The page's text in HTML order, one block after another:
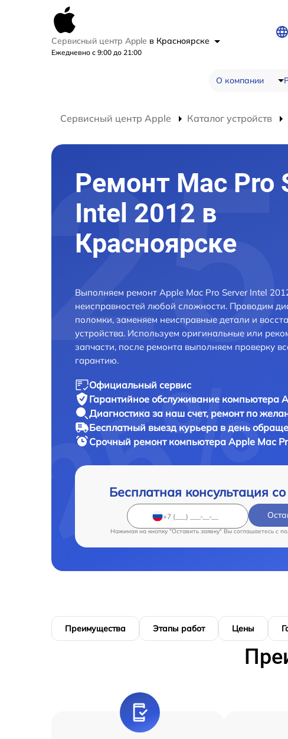
Сервисный центр Apple в Красноярске
Ежедневно с 9:00 до 21:00
О компании
Сервисный центр Apple Каталог устройств
Ремонт Mac Pro
Intel 2012 в
Красноярске
Выполняем ремонт Apple Mac Pro Server Intel
неисправностей любой сложности. Проводим
поломки, заменяем неисправные детали и
устройства. Используем оригинальные или
запчасти, после ремонта выполняем проверку
гарантию.
Официальный сервис
Гарантийное обслуживание компьютера
Диагностика за наш счет, ремонт по
Бесплатный выезд курьера в день
Срочный ремонт компьютера Apple Mac
Бесплатная консультация
Нажимая на кнопку "Оставить заявку" Вы соглашаетесь c
Преимущества Этапы работ Цены